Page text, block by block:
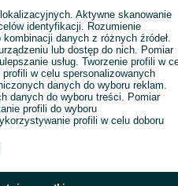
Wyślij wiadomość
Aktywne skanowanie
identyfikacji. Rozumienie
danych z różnych źródeł.
lub dostęp do nich. Pomiar
usług. Tworzenie profili w
w celu spersonalizowanych
danych do wyboru reklam.
danych do wyboru treści. Pomiar
profili do wyboru
profili w celu doboru